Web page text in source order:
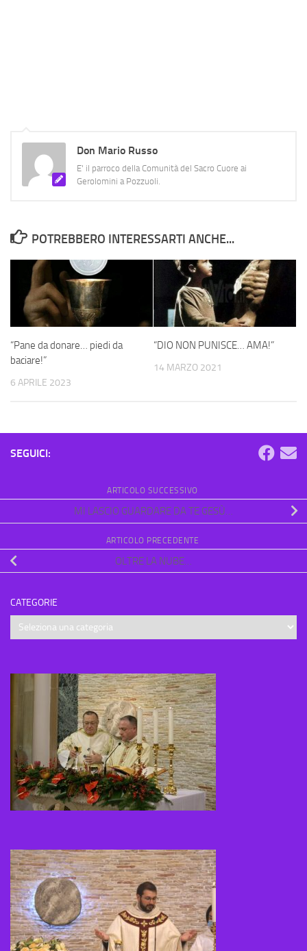
Don Mario Russo
E' il parroco della Comunità del Sacro Cuore ai
Gerolomini a Pozzuoli.
POTREBBERO INTERESSARTI ANCHE...
“Pane da donare… piedi da
baciare!”
6 APRILE 2023
“DIO NON PUNISCE… AMA!”
14 MARZO 2021
SEGUICI:
ARTICOLO SUCCESSIVO
MI LASCIO GUARDARE DA TE GESÙ…
ARTICOLO PRECEDENTE
OLTRE LA NUBE…
CATEGORIE
Categorie